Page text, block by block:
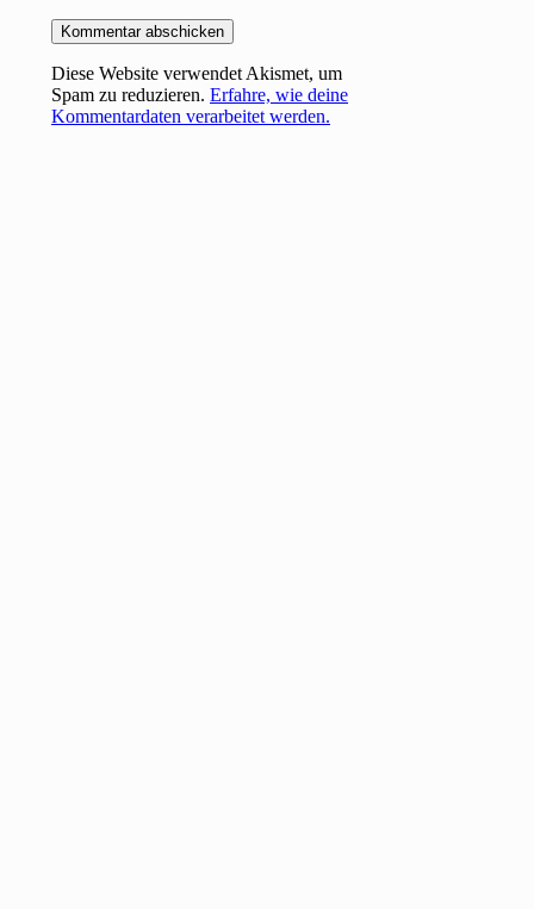
Diese Website verwendet Akismet, um
Spam zu reduzieren.Erfahre, wie deine
Kommentardaten verarbeitet werden.